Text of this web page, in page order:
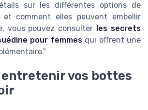
sur les différentes options de
comment elles peuvent embellir
vous pouvez consulter
les secrets
pour femmesqui offrent une
vos bottes